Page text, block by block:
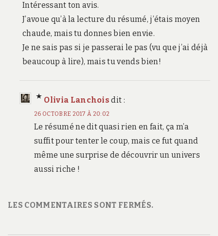
Intéressant ton avis.
J’avoue qu’à la lecture du résumé, j’étais moyen
chaude, mais tu donnes bien envie.
Je ne sais pas si je passerai le pas (vu que j’ai déjà
beaucoup à lire), mais tu vends bien!
Olivia Lanchois dit :
26 OCTOBRE 2017 À 20:02
Le résumé ne dit quasi rien en fait, ça m’a
suffit pour tenter le coup, mais ce fut quand
même une surprise de découvrir un univers
aussi riche !
LES COMMENTAIRES SONT FERMÉS.